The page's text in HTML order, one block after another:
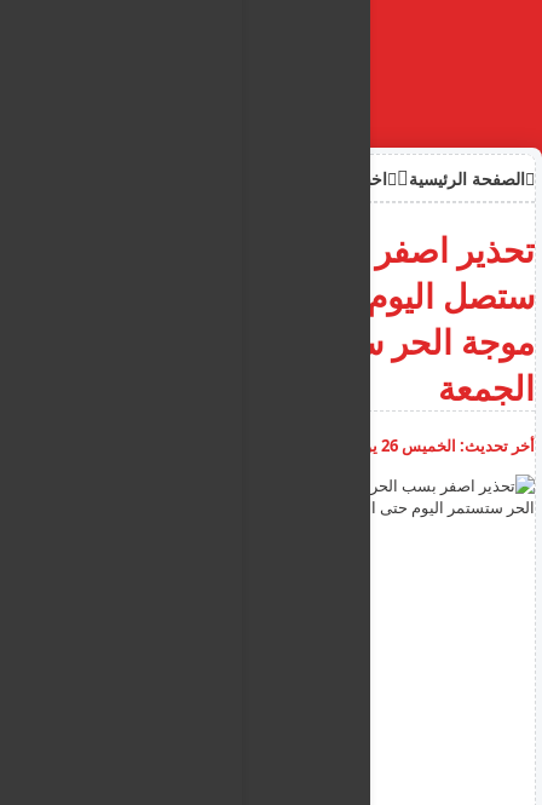
الصفحة الرئيسية اخبار
تحذير اصفر بسب الحرارة التي
موجة الحر ستستمر اليوم حتى
الجمعة
أخر تحديث: الخميس 26 يونيو 2025